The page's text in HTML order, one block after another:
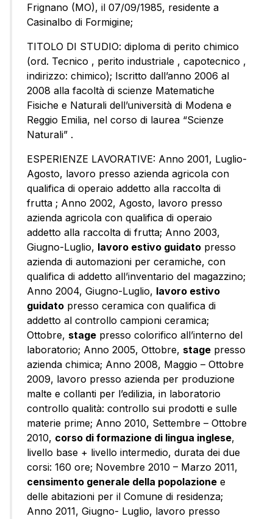
Frignano (MO), il 07/09/1985, residente a
Casinalbo di Formigine;
TITOLO DI STUDIO: diploma di perito chimico
(ord. Tecnico , perito industriale , capotecnico ,
indirizzo: chimico); Iscritto dall’anno 2006 al
2008 alla facoltà di scienze Matematiche
Fisiche e Naturali dell’università di Modena e
Reggio Emilia, nel corso di laurea “Scienze
Naturali” .
ESPERIENZE LAVORATIVE: Anno 2001, Luglio-
Agosto, lavoro presso azienda agricola con
qualifica di operaio addetto alla raccolta di
frutta ; Anno 2002, Agosto, lavoro presso
azienda agricola con qualifica di operaio
addetto alla raccolta di frutta; Anno 2003,
Giugno-Luglio, lavoro estivo guidato presso
azienda di automazioni per ceramiche, con
qualifica di addetto all’inventario del magazzino;
Anno 2004, Giugno-Luglio, lavoro estivo
guidato presso ceramica con qualifica di
addetto al controllo campioni ceramica;
Ottobre, stage presso colorifico all’interno del
laboratorio; Anno 2005, Ottobre, stage presso
azienda chimica; Anno 2008, Maggio – Ottobre
2009, lavoro presso azienda per produzione
malte e collanti per l’edilizia, in laboratorio
controllo qualità: controllo sui prodotti e sulle
materie prime; Anno 2010, Settembre – Ottobre
2010, corso di formazione di lingua inglese,
livello base + livello intermedio, durata dei due
corsi: 160 ore; Novembre 2010 – Marzo 2011,
censimento generale della popolazione e
delle abitazioni per il Comune di residenza;
Anno 2011, Giugno- Luglio, lavoro presso